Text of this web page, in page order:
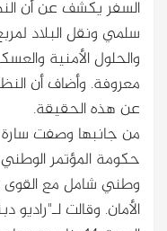
السفر يكشف عن أن
سلمي ونقل البلاد
والحلول الأمنية
معروفة. وأضاف أن
عن هذه الحقيقة.
من جانبها وصفت سارة
حكومة المؤتمر
وطني شامل مع القوى
الأمان. وقالت